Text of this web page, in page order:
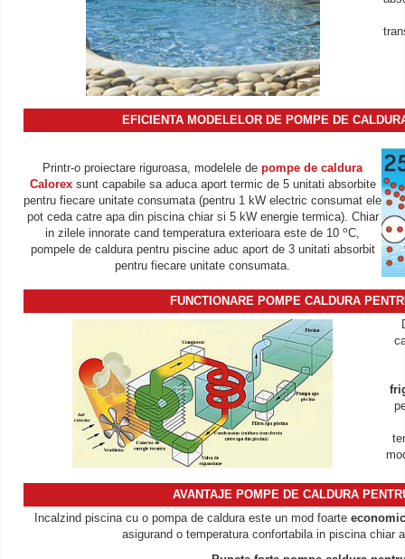
EFICIENTA MODELELOR DE POMPE DE
Printr-o proiectare riguroasa, modelele de pompe de caldura
Calorexsunt capabile sa aduca aport termic de 5 unitati absorbite
pentru fiecare unitate consumata (pentru 1 kW electric consumat ele
pot ceda catre apa din piscina chiar si 5 kW energie termica). Chiar
in zilele innorate cand temperatura exterioara este de 10 oC,
pompele de caldura pentru piscine aduc aport de 3 unitati absorbit
pentru fiecare unitate consumata.
FUNCTIONARE POMPE CALDURA
AVANTAJE POMPE DE CALDURA
Incalzind piscina cu o pompa de caldura este un mod foarte economic
asigurand o temperatura confortabila in piscina chiar